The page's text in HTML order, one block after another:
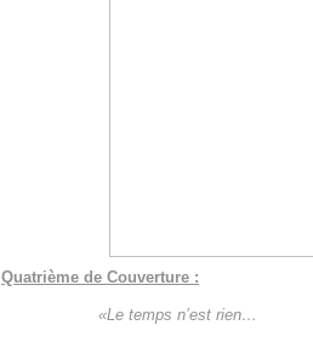
Quatrième de Couverture :
«Le temps n’est rien…